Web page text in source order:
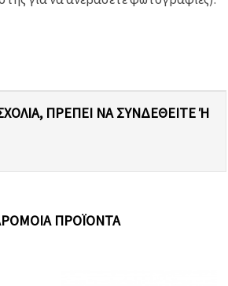
ΠΡΈΠΕΙ ΝΑ ΣΥΝΔΕΘΕΊΤΕ Ή Ν
ΠΡΟΪΌΝΤΑ